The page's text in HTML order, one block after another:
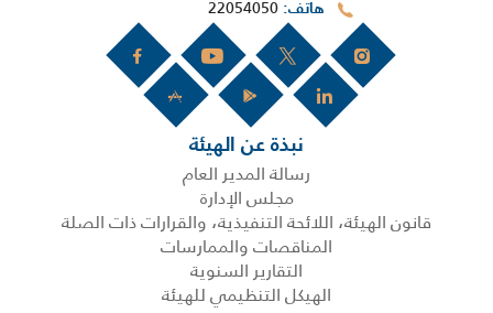
هاتف
نبذة عن الهيئة
رسالة المدير العام
مجلس الإدارة
قانون الهيئة، اللائحة التنفيذية، والقرارات ذات الصلة
المناقصات والممارسات
التقارير السنوية
الهيكل التنظيمي للهيئة